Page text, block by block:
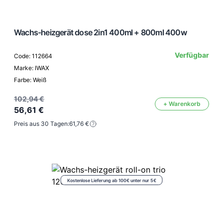
Wachs-heizgerät dose 2in1 400ml + 800ml 400w
Code: 112664
Marke: IWAX
Farbe: Weiß
Verfügbar
102,94 €
56,61 €
+ Warenkorb
Preis aus 30 Tagen:61,76 €
Kostenlose Lieferung ab 100€ unter nur 5€